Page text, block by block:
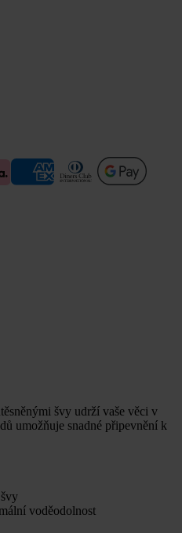
švy udrží vaše věci v
umožňuje snadné připevnění k
voděodolnost